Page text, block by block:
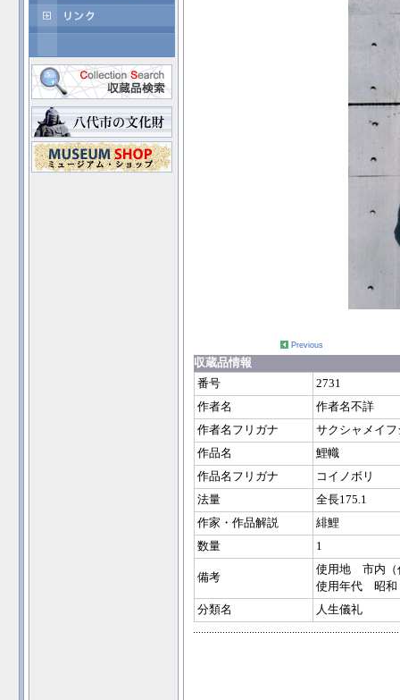
Previous
収蔵品情報
番号
2731
作者名
作者名不詳
作者名フリガナ
サクシャメイフ
作品名
鯉幟
作品名フリガナ
コイノボリ
法量
全長175.1
作家・作品解説
緋鯉
数量
1
備考
使用地 市内（
使用年代 昭和
分類名
人生儀礼